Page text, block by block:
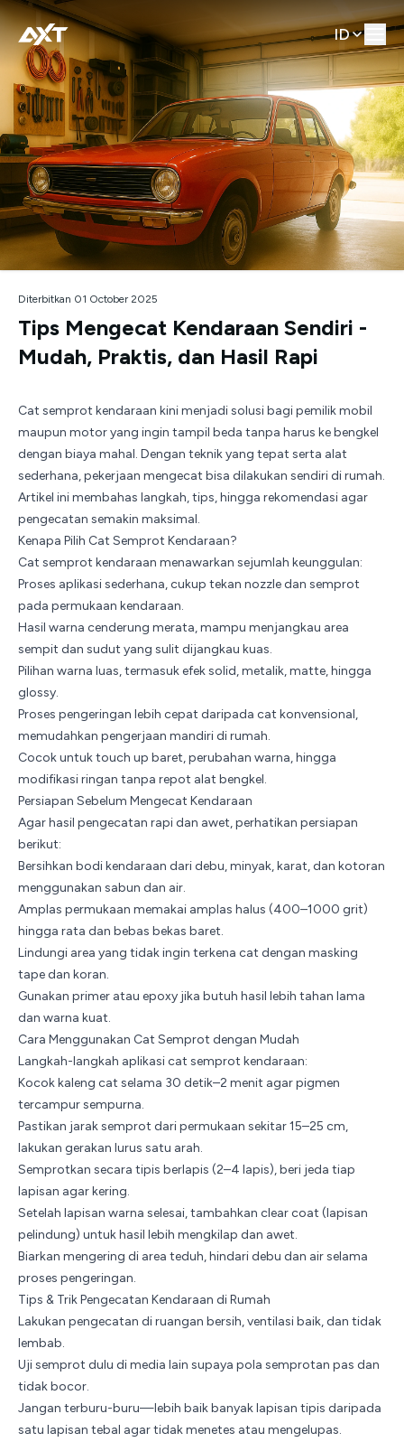
ID
Diterbitkan 01 October 2025
Tips Mengecat Kendaraan Sendiri -
Mudah, Praktis, dan Hasil Rapi
Cat semprot kendaraan kini menjadi solusi bagi pemilik mobil
maupun motor yang ingin tampil beda tanpa harus ke bengkel
dengan biaya mahal. Dengan teknik yang tepat serta alat
sederhana, pekerjaan mengecat bisa dilakukan sendiri di rumah.
Artikel ini membahas langkah, tips, hingga rekomendasi agar
pengecatan semakin maksimal.
Kenapa Pilih Cat Semprot Kendaraan?
Cat semprot kendaraan menawarkan sejumlah keunggulan:
Proses aplikasi sederhana, cukup tekan nozzle dan semprot
pada permukaan kendaraan.
Hasil warna cenderung merata, mampu menjangkau area
sempit dan sudut yang sulit dijangkau kuas.
Pilihan warna luas, termasuk efek solid, metalik, matte, hingga
glossy.
Proses pengeringan lebih cepat daripada cat konvensional,
memudahkan pengerjaan mandiri di rumah.
Cocok untuk touch up baret, perubahan warna, hingga
modifikasi ringan tanpa repot alat bengkel.
Persiapan Sebelum Mengecat Kendaraan
Agar hasil pengecatan rapi dan awet, perhatikan persiapan
berikut:
Bersihkan bodi kendaraan dari debu, minyak, karat, dan kotoran
menggunakan sabun dan air.
Amplas permukaan memakai amplas halus (400–1000 grit)
hingga rata dan bebas bekas baret.
Lindungi area yang tidak ingin terkena cat dengan masking
tape dan koran.
Gunakan primer atau epoxy jika butuh hasil lebih tahan lama
dan warna kuat.
Cara Menggunakan Cat Semprot dengan Mudah
Langkah-langkah aplikasi cat semprot kendaraan:
Kocok kaleng cat selama 30 detik–2 menit agar pigmen
tercampur sempurna.
Pastikan jarak semprot dari permukaan sekitar 15–25 cm,
lakukan gerakan lurus satu arah.
Semprotkan secara tipis berlapis (2–4 lapis), beri jeda tiap
lapisan agar kering.
Setelah lapisan warna selesai, tambahkan clear coat (lapisan
pelindung) untuk hasil lebih mengkilap dan awet.
Biarkan mengering di area teduh, hindari debu dan air selama
proses pengeringan.
Tips & Trik Pengecatan Kendaraan di Rumah
Lakukan pengecatan di ruangan bersih, ventilasi baik, dan tidak
lembab.
Uji semprot dulu di media lain supaya pola semprotan pas dan
tidak bocor.
Jangan terburu-buru—lebih baik banyak lapisan tipis daripada
satu lapisan tebal agar tidak menetes atau mengelupas.